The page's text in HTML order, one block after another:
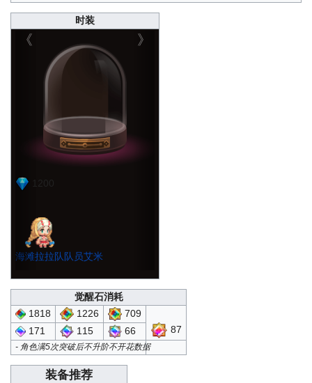
时装
1200
海滩拉拉队队员艾米
《 》
觉醒石消耗
1818
1226
709
87
171 115 66
- 角色满5次突破后不升阶不开花数据
装备推荐